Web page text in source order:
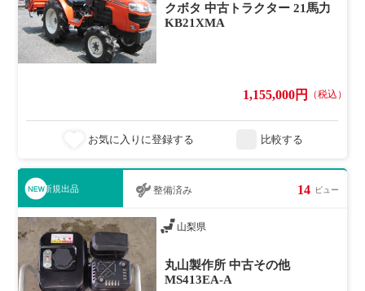
クボタ 中古トラクター 21馬力
KB21XMA
1,155,000円 （税込）
お気に入りに登録する 比較する
新規出品 整備済み 14 ビュー
山梨県
丸山製作所 中古その他
MS413EA-A